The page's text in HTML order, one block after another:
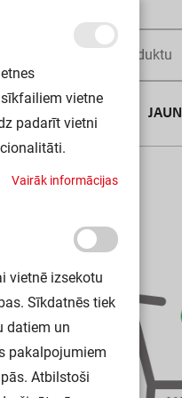
4000K EM LEDV
vietne
padarīt vietni
Vairāk informācijas
vietnē izsekotu
Sīkdatnēs tiek
datiem un
pakalpojumiem
Atbilstoši